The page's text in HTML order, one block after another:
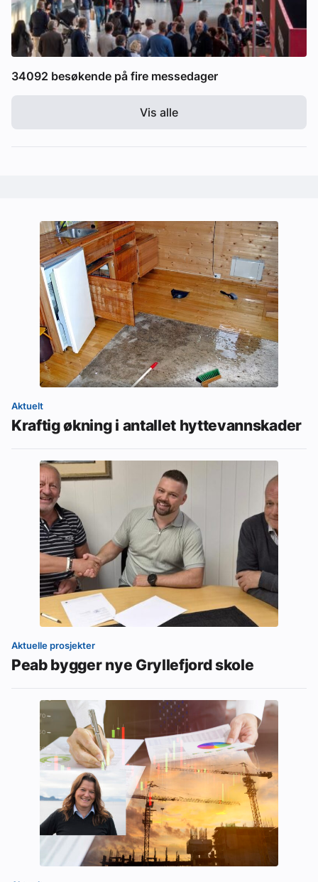
34092 besøkende på fire messedager
Vis alle
Aktuelt
Kraftig økning i antallet hyttevannskader
Aktuelle prosjekter
Peab bygger nye Gryllefjord skole